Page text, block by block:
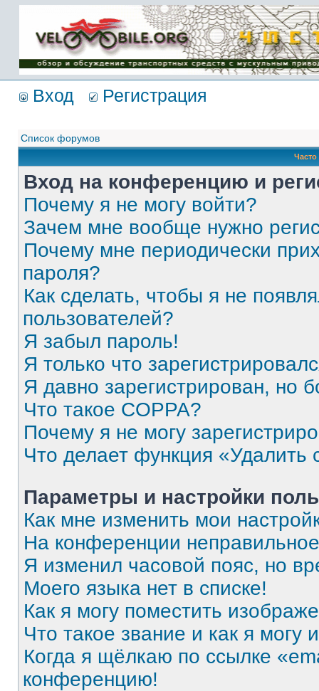
Имя пользователя:
Пароль:
{ LOG_ME_IN_SHORT
}
Вход Регистрация
Список форумов
Вход на конференцию и
Почему я не могу войти?
Зачем мне вообще нужно
Почему мне периодически
пароля?
Как сделать, чтобы я не
пользователей?
Я забыл пароль!
Я только что
Я давно зарегистрирован, но
Что такое COPPA?
Почему я не могу
Что делает функция
Параметры и настройки
Как мне изменить мои
На конференции
Я изменил часовой пояс, но
Моего языка нет в списке!
Как я могу поместить
Что такое звание и как я могу
Когда я щёлкаю по ссылке
конференцию!